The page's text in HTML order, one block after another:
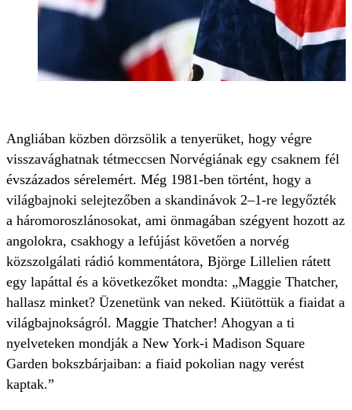
Angliában közben dörzsölik a tenyerüket, hogy végre
visszavághatnak tétmeccsen Norvégiának egy csaknem fél
évszázados sérelemért. Még 1981-ben történt, hogy a
világbajnoki selejtezőben a skandinávok 2–1-re legyőzték
a háromoroszlánosokat, ami önmagában szégyent hozott az
angolokra, csakhogy a lefújást követően a norvég
közszolgálati rádió kommentátora, Björge Lillelien rátett
egy lapáttal és a következőket mondta: „Maggie Thatcher,
hallasz minket? Üzenetünk van neked. Kiütöttük a fiaidat a
világbajnokságról. Maggie Thatcher! Ahogyan a ti
nyelveteken mondják a New York-i Madison Square
Garden bokszbárjaiban: a fiaid pokolian nagy verést
kaptak.”